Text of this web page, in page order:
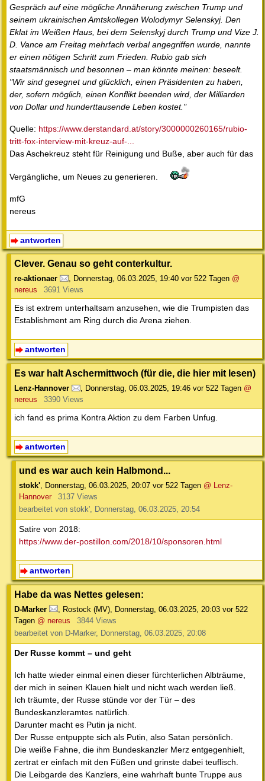
Gespräch auf eine mögliche Annäherung zwischen Trump und
seinem ukrainischen Amtskollegen Wolodymyr Selenskyj. Den
Eklat im Weißen Haus, bei dem Selenskyj durch Trump und Vize J.
D. Vance am Freitag mehrfach verbal angegriffen wurde, nannte
er einen nötigen Schritt zum Frieden. Rubio gab sich
staatsmännisch und besonnen – man könnte meinen: beseelt.
"Wir sind gesegnet und glücklich, einen Präsidenten zu haben,
der, sofern möglich, einen Konflikt beenden wird, der Milliarden
von Dollar und hunderttausende Leben kostet."
Quelle: https://www.derstandard.at/story/3000000260165/rubio-
tritt-fox-interview-mit-kreuz-auf-...
Das Aschekreuz steht für Reinigung und Buße, aber auch für das
Vergängliche, um Neues zu generieren.
mfG
nereus
antworten
Clever. Genau so geht conterkultur.
re-aktionaer , Donnerstag, 06.03.2025, 19:40 vor 522 Tagen @
nereus
3691 Views
Es ist extrem unterhaltsam anzusehen, wie die Trumpisten das
Establishment am Ring durch die Arena ziehen.
antworten
Es war halt Aschermittwoch (für die, die hier mit lesen)
Lenz-Hannover , Donnerstag, 06.03.2025, 19:46 vor 522 Tagen @
nereus
3390 Views
ich fand es prima Kontra Aktion zu dem Farben Unfug.
antworten
und es war auch kein Halbmond...
stokk' Donnerstag, 06.03.2025, 20:07 vor 522 Tagen @ Lenz-
Hannover
3137 Views
bearbeitet von stokk', Donnerstag, 06.03.2025, 20:54
Satire von 2018:
https://www.der-postillon.com/2018/10/sponsoren.html
antworten
Habe da was Nettes gelesen:
D-Marker Rostock (MV) Donnerstag, 06.03.2025, 20:03 vor 522
Tagen @ nereus
3844 Views
bearbeitet von D-Marker, Donnerstag, 06.03.2025, 20:08
Der Russe kommt – und geht
Ich hatte wieder einmal einen dieser fürchterlichen Albträume,
der mich in seinen Klauen hielt und nicht wach werden ließ.
Ich träumte, der Russe stünde vor der Tür – des
Bundeskanzleramtes natürlich.
Darunter macht es Putin ja nicht.
Der Russe entpuppte sich als Putin, also Satan persönlich.
Die weiße Fahne, die ihm Bundeskanzler Merz entgegenhielt,
zertrat er einfach mit den Füßen und grinste dabei teuflisch.
Die Leibgarde des Kanzlers, eine wahrhaft bunte Truppe aus